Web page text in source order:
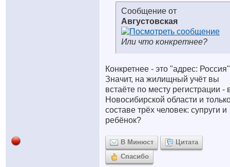
Сообщение от
Августовская
Или что конкретнее?
Конкретнее - это "адрес:
Значит, на жилищный учёт вы
встаёте по месту регистрации -
Новосибирской области и
составе трёх человек: супруги и
ребёнок?
В Минюст
Цитата
Спасибо